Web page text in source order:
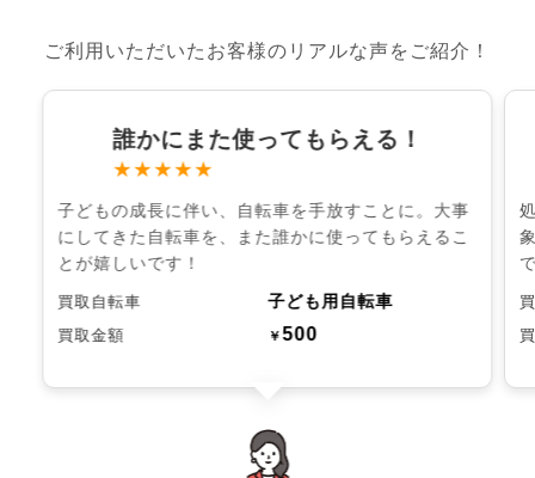
ご利用いただいたお客様のリアルな声をご紹介！
誰かにまた使ってもらえる！
★★★★★
子どもの成長に伴い、自転車を手放すことに。大事
にしてきた自転車を、また誰かに使ってもらえるこ
とが嬉しいです！
買取自転車 子ども用自転車
買取金額 ￥500
chevron_left chevron_right